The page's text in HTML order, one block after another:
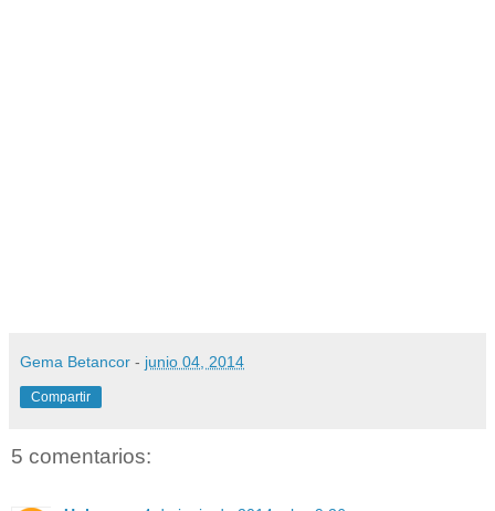
Gema Betancor - junio 04, 2014
Compartir
5 comentarios: